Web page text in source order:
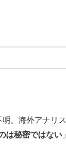
。海外アナリス
は秘密ではない 」